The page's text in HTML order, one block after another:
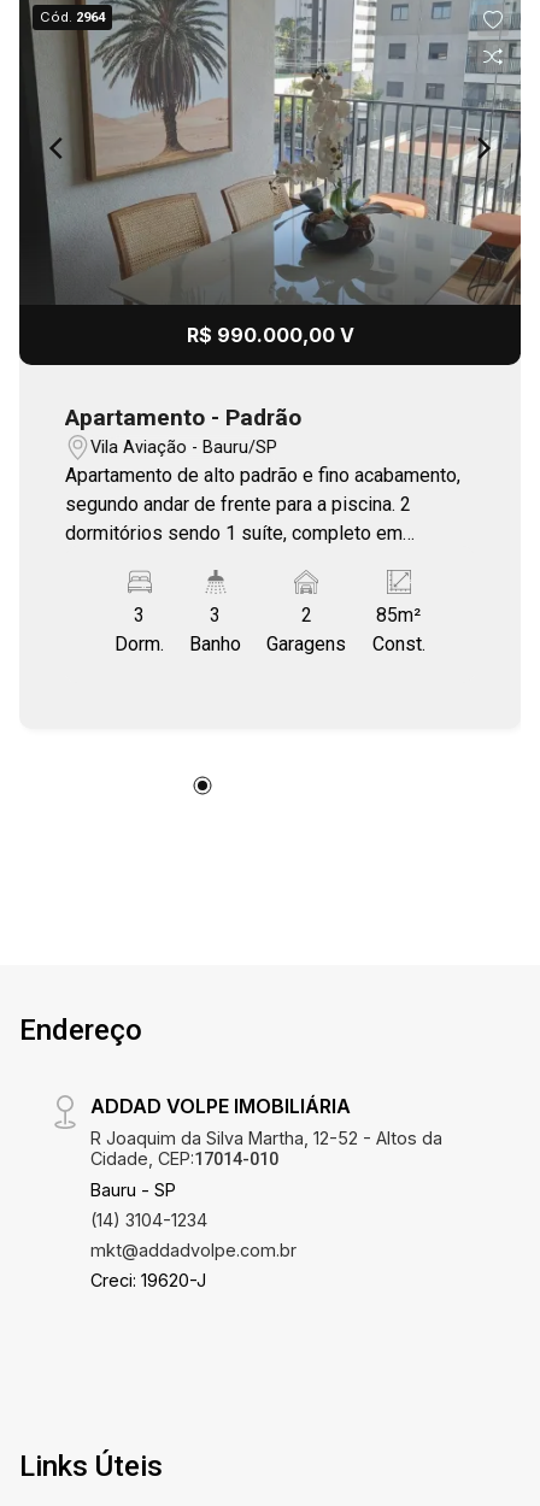
Cód. 2964
R$ 990.000,00 V
Apartamento - Padrão
Vila Aviação - Bauru/SP
Apartamento de alto padrão e fino acabamento,
segundo andar de frente para a piscina. 2
dormitórios sendo 1 suíte, completo em
planejada, varanda gourmet envidraçada, lavabo.
2 vagas de garagem.
3
Dorm.
3
Banho
2
Garagens
85m²
Const.
Endereço
ADDAD VOLPE IMOBILIÁRIA
R Joaquim da Silva Martha, 12-52 - Altos da
Cidade, CEP:17014-010
Bauru - SP
(14) 3104-1234
mkt@addadvolpe.com.br
Creci: 19620-J
Links Úteis